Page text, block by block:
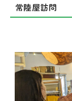
常陸屋訪問